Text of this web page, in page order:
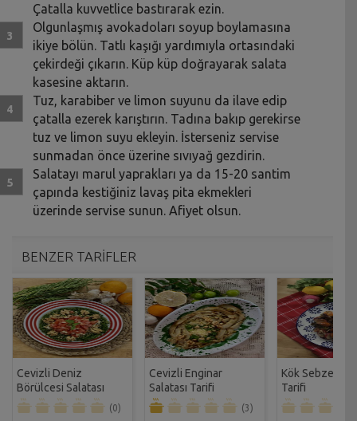
Çatalla kuvvetlice bastırarak ezin.
Olgunlaşmış avokadoları soyup boylamasına
ikiye bölün. Tatlı kaşığı yardımıyla ortasındaki
çekirdeği çıkarın. Küp küp doğrayarak salata
kasesine aktarın.
Tuz, karabiber ve limon suyunu da ilave edip
çatalla ezerek karıştırın. Tadına bakıp gerekirse
tuz ve limon suyu ekleyin. İsterseniz servise
sunmadan önce üzerine sıvıyağ gezdirin.
Salatayı marul yaprakları ya da 15-20 santim
çapında kestiğiniz lavaş pita ekmekleri
üzerinde servise sunun. Afiyet olsun.
BENZER TARİFLER
Cevizli Deniz
Börülcesi Salatası
Tarifi
(0)
Cevizli Enginar
Salatası Tarifi
(3)
Kök Sebze
Tarifi